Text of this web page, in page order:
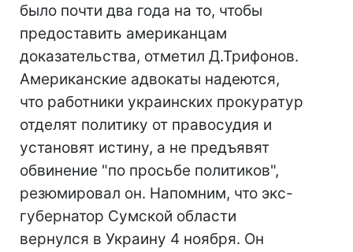
было почти два года на то, чтобы
предоставить американцам
доказательства, отметил Д.Трифонов.
Американские адвокаты надеются,
что работники украинских прокуратур
отделят политику от правосудия и
установят истину, а не предъявят
обвинение "по просьбе политиков",
резюмировал он. Напомним, что экс-
губернатор Сумской области
вернулся в Украину 4 ноября. Он